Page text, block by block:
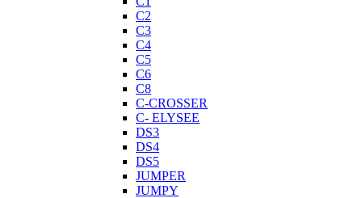
C2
C3
C4
C5
C6
C8
C-CROSSER
C- ELYSEE
DS3
DS4
DS5
JUMPER
JUMPY